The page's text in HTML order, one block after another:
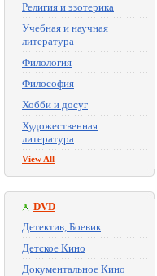
Религия и эзотерика
Учебная и научная
литература
Филология
Философия
Хобби и досуг
Художественная
литература
View All
DVD
Детектив, Боевик
Детское Кино
Документальное Кино